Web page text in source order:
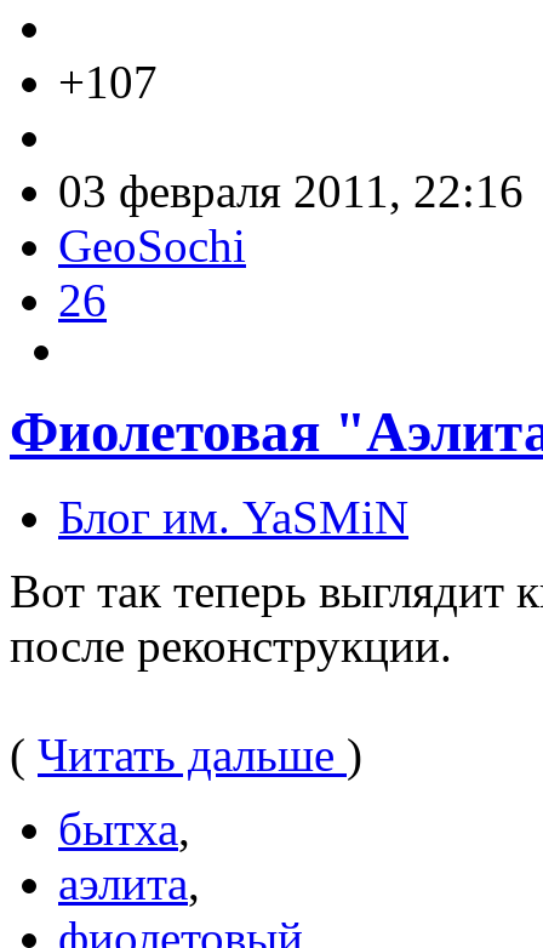
+107
03 февраля 2011, 22:16
GeoSochi
26
Фиолетовая
Блог им. YaSMiN
Вот так теперь выглядит
после реконструкции.
( Читать дальше )
бытха,
аэлита,